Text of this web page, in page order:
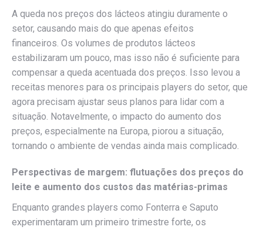
A queda nos preços dos lácteos atingiu duramente o
setor, causando mais do que apenas efeitos
financeiros. Os volumes de produtos lácteos
estabilizaram um pouco, mas isso não é suficiente para
compensar a queda acentuada dos preços. Isso levou a
receitas menores para os principais players do setor, que
agora precisam ajustar seus planos para lidar com a
situação. Notavelmente, o impacto do aumento dos
preços, especialmente na Europa, piorou a situação,
tornando o ambiente de vendas ainda mais complicado.
Perspectivas de margem: flutuações dos preços do
leite e aumento dos custos das matérias-primas
Enquanto grandes players como Fonterra e Saputo
experimentaram um primeiro trimestre forte, os